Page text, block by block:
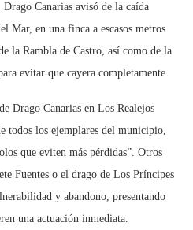
Canarias avisó de la caída
Mar, en una finca a escasos metros
la Rambla de Castro, así como de la
evitar que cayera completamente.
Drago Canarias en Los Realejos
todos los ejemplares del municipio,
que eviten más pérdidas”. Otros
Fuentes o el drago de Los Príncipes
y abandono, presentando
una actuación inmediata.